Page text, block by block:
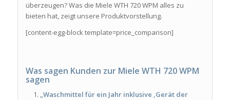
überzeugen? Was die Miele WTH 720 WPM alles zu
bieten hat, zeigt unsere Produktvorstellung.
[content-egg-block template=price_comparison]
Was sagen Kunden zur Miele WTH 720 WPM
sagen
„Waschmittel für ein Jahr inklusive ,Gerät der